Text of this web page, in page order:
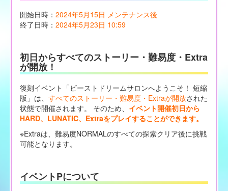
開始日時： 2024年5月15日 メンテナンス後
終了日時： 2024年5月23日 10:59
初日からすべてのストーリー・難易度・Extra
が開放！
復刻イベント「ビーストドリームサロンへようこそ！ 短縮
版」は、 すべてのストーリー・難易度・Extraが開放された
状態で開催されます。 そのため、 イベント開催初日から
HARD、LUNATIC、Extraをプレイすることができます。
※Extraは、難易度NORMALのすべての探索クリア後に挑戦
可能となります。
イベントPについて